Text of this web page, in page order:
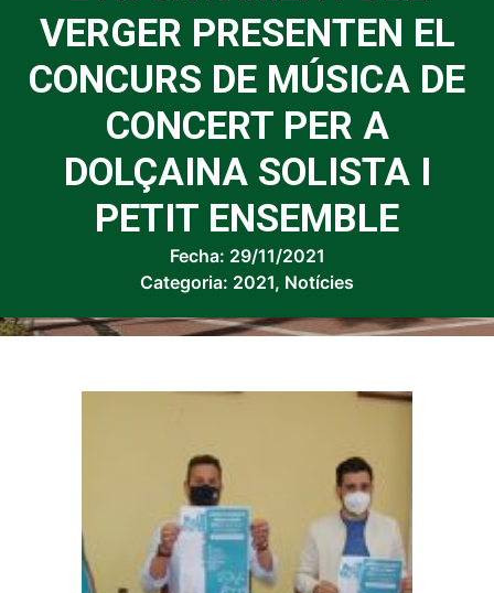
VERGER PRESENTEN EL
CONCURS DE MÚSICA DE
CONCERT PER A
DOLÇAINA SOLISTA I
PETIT ENSEMBLE
Fecha: 29/11/2021
Categoria: 2021, Notícies